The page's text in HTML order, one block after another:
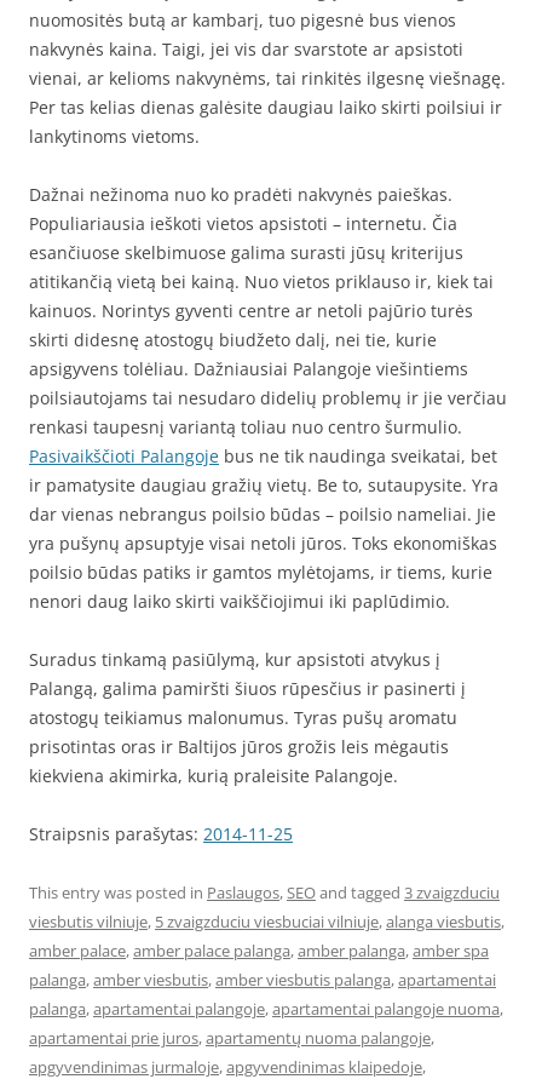
nuomositės butą ar kambarį, tuo pigesnė bus vienos
nakvynės kaina. Taigi, jei vis dar svarstote ar apsistoti
vienai, ar kelioms nakvynėms, tai rinkitės ilgesnę viešnagę.
Per tas kelias dienas galėsite daugiau laiko skirti poilsiui ir
lankytinoms vietoms.
Dažnai nežinoma nuo ko pradėti nakvynės paieškas.
Populiariausia ieškoti vietos apsistoti – internetu. Čia
esančiuose skelbimuose galima surasti jūsų kriterijus
atitikančią vietą bei kainą. Nuo vietos priklauso ir, kiek tai
kainuos. Norintys gyventi centre ar netoli pajūrio turės
skirti didesnę atostogų biudžeto dalį, nei tie, kurie
apsigyvens tolėliau. Dažniausiai Palangoje viešintiems
poilsiautojams tai nesudaro didelių problemų ir jie verčiau
renkasi taupesnį variantą toliau nuo centro šurmulio.
Pasivaikščioti Palangoje bus ne tik naudinga sveikatai, bet
ir pamatysite daugiau gražių vietų. Be to, sutaupysite. Yra
dar vienas nebrangus poilsio būdas – poilsio nameliai. Jie
yra pušynų apsuptyje visai netoli jūros. Toks ekonomiškas
poilsio būdas patiks ir gamtos mylėtojams, ir tiems, kurie
nenori daug laiko skirti vaikščiojimui iki paplūdimio.
Suradus tinkamą pasiūlymą, kur apsistoti atvykus į
Palangą, galima pamiršti šiuos rūpesčius ir pasinerti į
atostogų teikiamus malonumus. Tyras pušų aromatu
prisotintas oras ir Baltijos jūros grožis leis mėgautis
kiekviena akimirka, kurią praleisite Palangoje.
Straipsnis parašytas: 2014-11-25
This entry was posted in Paslaugos,SEOand tagged 3 zvaigzduciu
viesbutis vilniuje, 5 zvaigzduciu viesbuciai vilniuje,alanga viesbutis,
amber palace,amber palace palanga,amber palanga,amber spa
palanga,amber viesbutis,amber viesbutis palanga,apartamentai
palanga,apartamentai palangoje,apartamentai palangoje nuoma,
apartamentai prie juros,apartamentų nuoma palangoje,
apgyvendinimas jurmaloje,apgyvendinimas klaipedoje,